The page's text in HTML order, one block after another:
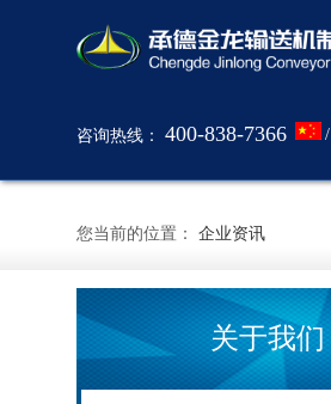
咨询热线： 400-838-7366 /
您当前的位置： 企业资讯
关于我们